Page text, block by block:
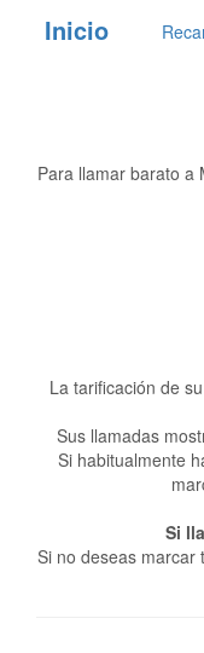
Inicio
Para llamar barato a
La tarificación de
Sus llamadas
Si habitualmente
Si
Si no deseas marcar